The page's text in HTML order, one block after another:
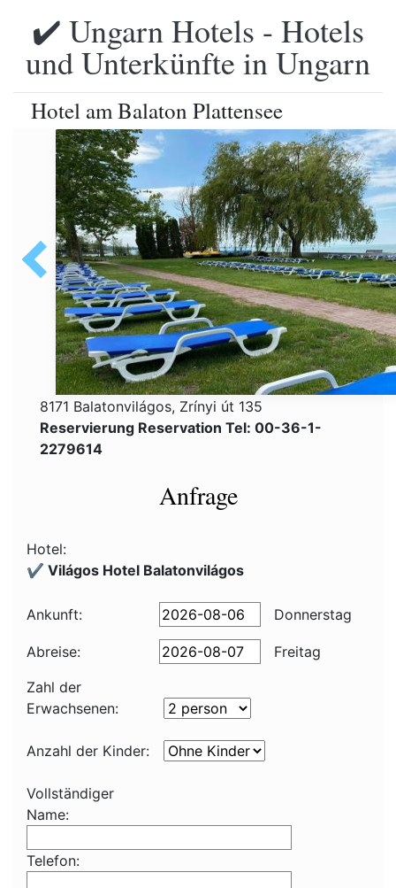
✔️ Ungarn Hotels - Hotels
und Unterkünfte in Ungarn
Hotel am Balaton Plattensee
8171 Balatonvilágos, Zrínyi út 135
Reservierung Reservation Tel: 00-36-1-
2279614
Anfrage
Hotel:
✔️ Világos Hotel Balatonvilágos
Ankunft: Donnerstag
Abreise:
Freitag
Zahl der
Erwachsenen:
Anzahl der Kinder:
Vollständiger
Name:
Telefon: